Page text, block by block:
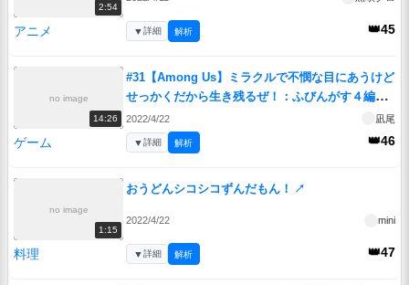
2:54
アニメ 👑45
▼詳細 解析
no image
14:26
#31【Among Us】ミラクルで不憫な目にあうけど
せっかくだから生き残るぜ！：ふびんがす４編
【ふにんがす】
2022/4/22 凪尾
ゲーム 👑46
▼詳細 解析
no image
1:15
おうどんシコシコずんだもん！ ↗
2022/4/22 mini
料理 👑47
▼詳細 解析